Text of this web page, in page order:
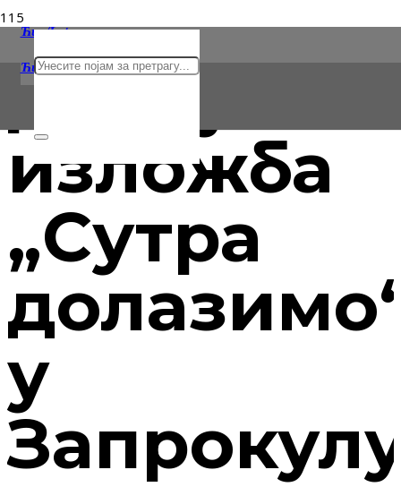
Ћир/Lat
Ћирилица Latinica
Дечија
изложба
„Сутра
у